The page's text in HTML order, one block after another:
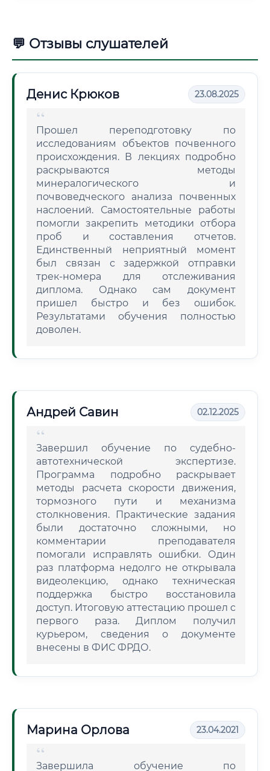
💬 Отзывы слушателей
Денис Крюков 23.08.2025
Прошел переподготовку по
исследованиям объектов почвенного
происхождения. В лекциях подробно
раскрываются методы
минералогического и
почвоведческого анализа почвенных
наслоений. Самостоятельные работы
помогли закрепить методики отбора
проб и составления отчетов.
Единственный неприятный момент
был связан с задержкой отправки
трек-номера для отслеживания
диплома. Однако сам документ
пришел быстро и без ошибок.
Результатами обучения полностью
доволен.
Андрей Савин 02.12.2025
Завершил обучение по судебно-
автотехнической экспертизе.
Программа подробно раскрывает
методы расчета скорости движения,
тормозного пути и механизма
столкновения. Практические задания
были достаточно сложными, но
комментарии преподавателя
помогали исправлять ошибки. Один
раз платформа недолго не открывала
видеолекцию, однако техническая
поддержка быстро восстановила
доступ. Итоговую аттестацию прошел с
первого раза. Диплом получил
курьером, сведения о документе
внесены в ФИС ФРДО.
Марина Орлова 23.04.2021
Завершила обучение по